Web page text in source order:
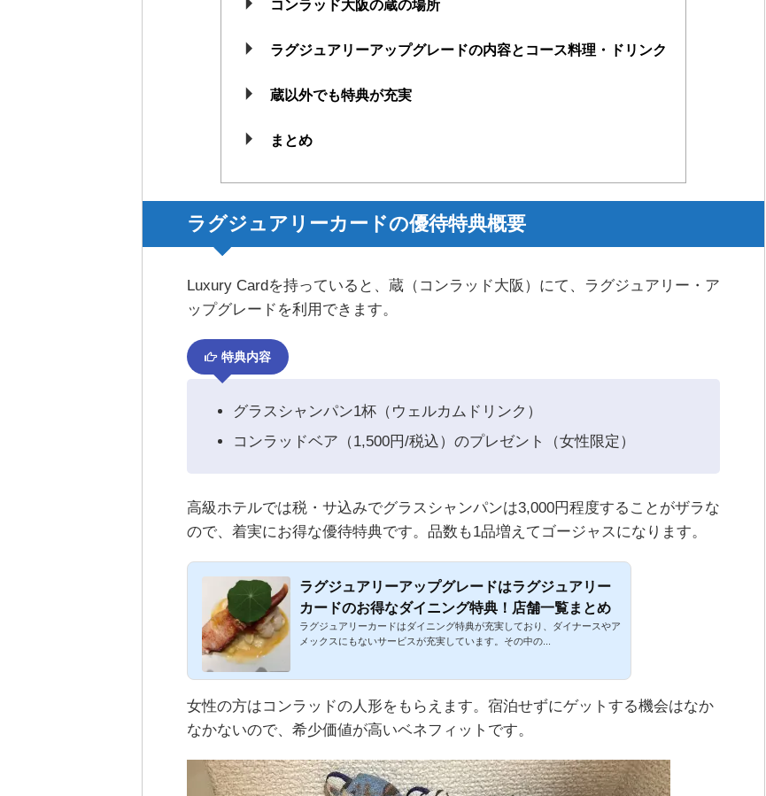
コンラッド大阪の蔵の場所
ラグジュアリーアップグレードの内容とコース料理・ドリンク
蔵以外でも特典が充実
まとめ
ラグジュアリーカードの優待特典概要
Luxury Cardを持っていると、蔵（コンラッド大阪）にて、ラグジュアリー・ア
ップグレードを利用できます。
特典内容
グラスシャンパン1杯（ウェルカムドリンク）
コンラッドベア（1,500円/税込）のプレゼント（女性限定）
高級ホテルでは税・サ込みでグラスシャンパンは3,000円程度することがザラな
ので、着実にお得な優待特典です。品数も1品増えてゴージャスになります。
ラグジュアリーアップグレードはラグジュアリー
カードのお得なダイニング特典！店舗一覧まとめ
ラグジュアリーカードはダイニング特典が充実しており、ダイナースやア
メックスにもないサービスが充実しています。その中の...
女性の方はコンラッドの人形をもらえます。宿泊せずにゲットする機会はなか
なかないので、希少価値が高いベネフィットです。